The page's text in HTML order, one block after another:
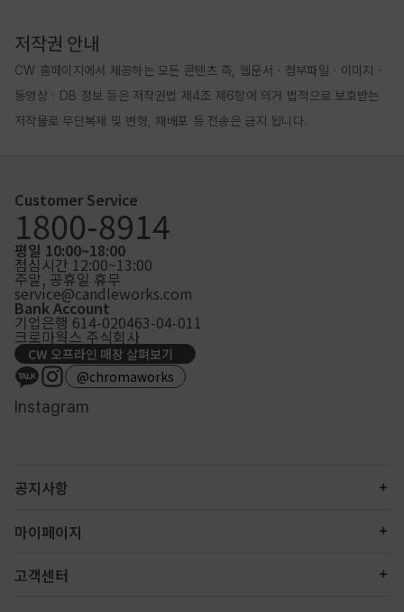
저작권 안내
CW 홈페이지에서 제공하는 모든 콘텐츠 즉, 웹문서 · 첨부파일 · 이미지 ·
동영상 · DB 정보 등은 저작권법 제4조 제6항에 의거 법적으로 보호받는
저작물로 무단복제 및 변형, 재배포 등 전송은 금지 됩니다.
Customer Service
1800-8914
평일 10:00~18:00
점심시간 12:00~13:00
주말, 공휴일 휴무
service@candleworks.com
Bank Account
기업은행 614-020463-04-011
크로마웍스 주식회사
CW 오프라인 매장 살펴보기
@chromaworks
Instagram
공지사항
마이페이지
고객센터